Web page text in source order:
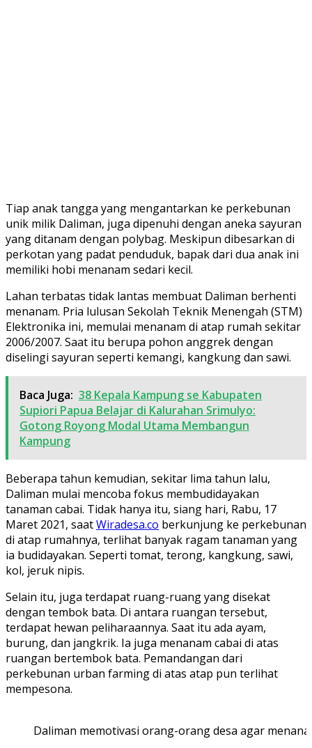
Tiap anak tangga yang mengantarkan ke perkebunan
unik milik Daliman, juga dipenuhi dengan aneka sayuran
yang ditanam dengan polybag. Meskipun dibesarkan di
perkotan yang padat penduduk, bapak dari dua anak ini
memiliki hobi menanam sedari kecil.
Lahan terbatas tidak lantas membuat Daliman berhenti
menanam. Pria lulusan Sekolah Teknik Menengah (STM)
Elektronika ini, memulai menanam di atap rumah sekitar
2006/2007. Saat itu berupa pohon anggrek dengan
diselingi sayuran seperti kemangi, kangkung dan sawi.
Baca Juga: 38 Kepala Kampung se Kabupaten
Supiori Papua Belajar di Kalurahan Srimulyo:
Gotong Royong Modal Utama Membangun
Kampung
Beberapa tahun kemudian, sekitar lima tahun lalu,
Daliman mulai mencoba fokus membudidayakan
tanaman cabai. Tidak hanya itu, siang hari, Rabu, 17
Maret 2021, saatWiradesa.co berkunjung ke perkebunan
di atap rumahnya, terlihat banyak ragam tanaman yang
ia budidayakan. Seperti tomat, terong, kangkung, sawi,
kol, jeruk nipis.
Selain itu, juga terdapat ruang-ruang yang disekat
dengan tembok bata. Di antara ruangan tersebut,
terdapat hewan peliharaannya. Saat itu ada ayam,
burung, dan jangkrik. Ia juga menanam cabai di atas
ruangan bertembok bata. Pemandangan dari
perkebunan urban farming di atas atap pun terlihat
mempesona.
Daliman memotivasi orang-orang desa agar